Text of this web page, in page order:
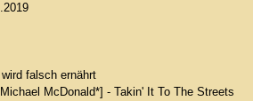
falsch ernährt
McDonald*] - Takin' It To The Streets